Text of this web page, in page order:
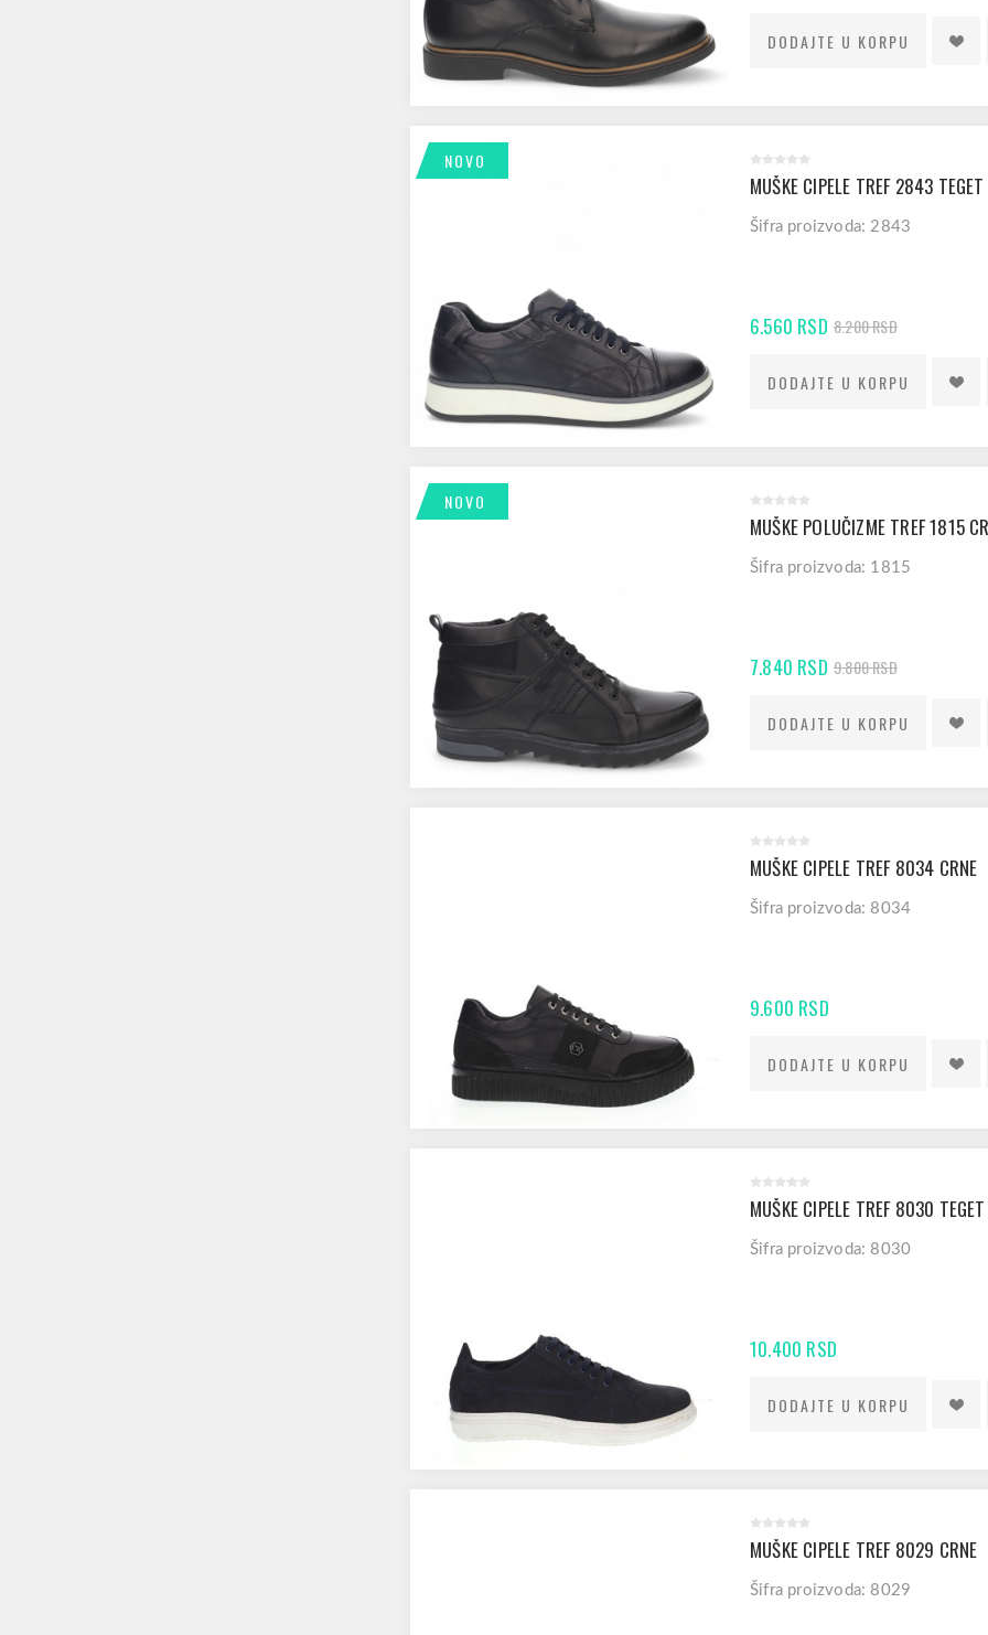
NOVO
MUŠKE CIPELE TREF 2843 TEGET
Šifra proizvoda: 2843
6.560 RSD 8.200 RSD
NOVO
MUŠKE POLUČIZME TREF 1815
Šifra proizvoda: 1815
7.840 RSD 9.800 RSD
MUŠKE CIPELE TREF 8034 CRNE
Šifra proizvoda: 8034
9.600 RSD
MUŠKE CIPELE TREF 8030 TEGET
Šifra proizvoda: 8030
10.400 RSD
MUŠKE CIPELE TREF 8029 CRNE
Šifra proizvoda: 8029